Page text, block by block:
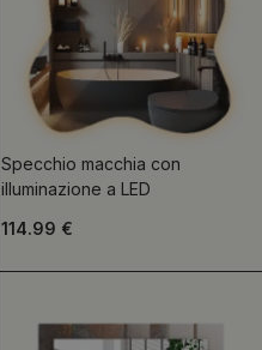
Specchio macchia con
illuminazione a LED
114.99 €